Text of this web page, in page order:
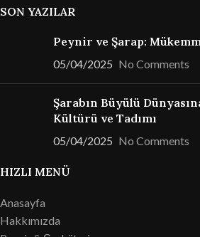
SON YAZILAR
Peynir ve Şarap:
05/04/2025 No Comments
Şarabın Büyülü
Kültürü ve Tadımı
05/04/2025 No Comments
HIZLI MENÜ
Anasayfa
Hakkımızda